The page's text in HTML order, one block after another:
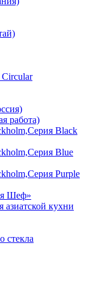
работа)
Black
Blue
Purple
Шеф»
азиатской кухни
стекла